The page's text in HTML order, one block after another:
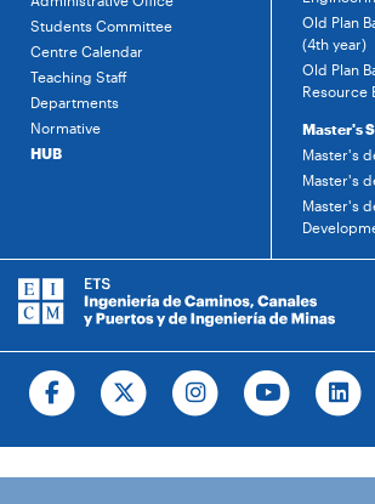
Students Committee
Centre Calendar
Teaching Staff
Departments
Normative
HUB
Old Plan
(4th year)
Old Plan
Resource
Master's
Master's
Master's
Master's